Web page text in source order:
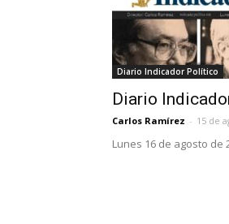
Diario Indicador Político
Diario
Carlos Ramírez - 15 de
Lunes 16 de agosto de